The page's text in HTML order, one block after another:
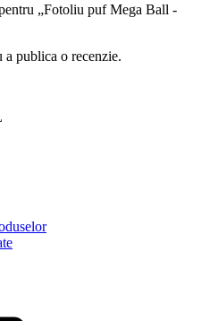
„Fotoliu puf Mega Ball -
a publica o recenzie.